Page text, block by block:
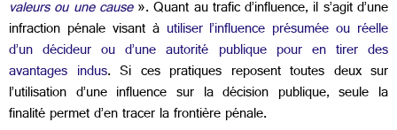
valeurs ou une cause». Quant au trafic d’influence, il s’agit d’une
infraction pénale visant à utiliser l’influence présumée ou réelle
d’un décideur ou d’une autorité publique pour en tirer des
avantages indus. Si ces pratiques reposent toutes deux sur
l’utilisation d’une influence sur la décision publique, seule la
finalité permet d’en tracer la frontière pénale.